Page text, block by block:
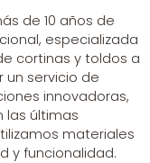
de 10 años de
especializada
cortinas y toldos a
un servicio de
innovadoras,
las últimas
materiales
y funcionalidad.